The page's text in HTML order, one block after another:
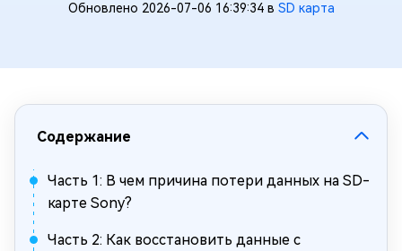
Обновлено 2026-07-06 16:39:34 в SD карта
Содержание
Часть 1: В чем причина потери данных на SD-
карте Sony?
Часть 2: Как восстановить данные с